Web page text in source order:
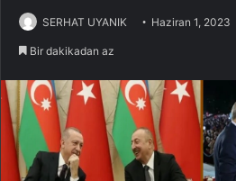
SERHAT UYANIK Haziran 1, 2023
Bir dakikadan az